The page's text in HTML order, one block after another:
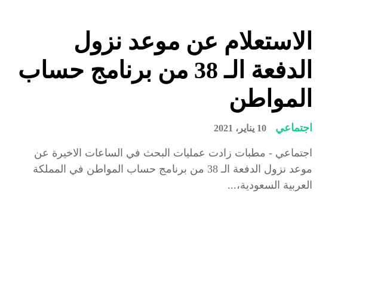
الاستعلام عن موعد نزول
الدفعة الـ 38 من برنامج حساب
المواطن
اجتماعي 10 يناير، 2021
اجتماعي - مطبات زادت عمليات البحث في الساعات الاخيرة عن
موعد نزول الدفعة الـ 38 من برنامج حساب المواطن في المملكة
العربية السعودية،...